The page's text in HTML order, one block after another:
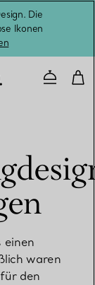
Die
Ikonen
einen
waren
den